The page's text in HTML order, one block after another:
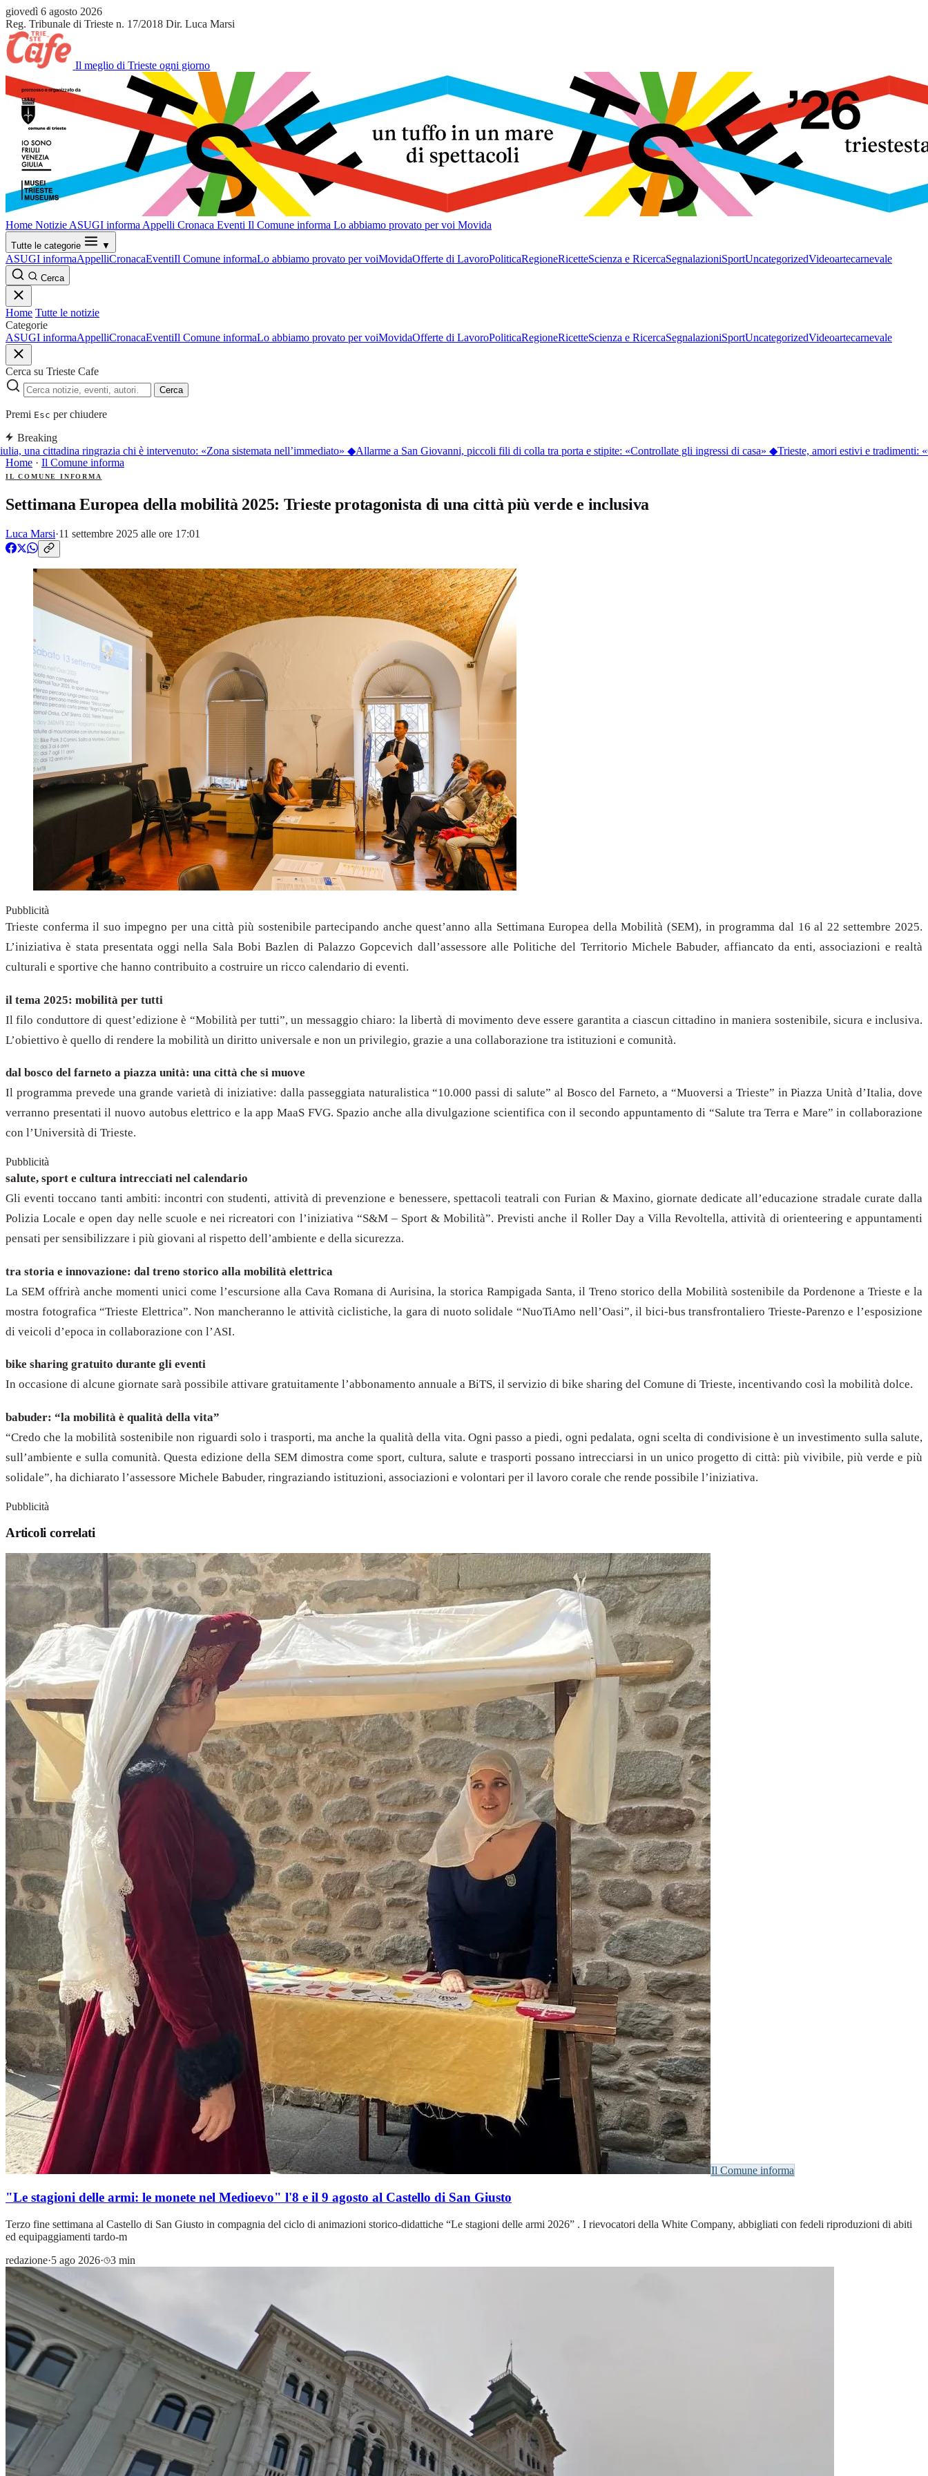
giovedì 6 agosto 2026
Reg. Tribunale di Trieste n. 17/2018 Dir. Luca Marsi
Il meglio di Trieste ogni giorno
Home Notizie ASUGI informa Appelli Cronaca Eventi Il Comune informa Lo abbiamo provato per voi Movida
Tutte le categorie ▼
ASUGI informaAppelliCronacaEventiIl Comune informaLo abbiamo provato per voiMovidaOfferte di LavoroPoliticaRegioneRicetteScienza e RicercaSegnalazioniSportUncategorizedVideoartecarnevale
Cerca
Home Tutte le notizie
Categorie
ASUGI informaAppelliCronacaEventiIl Comune informaLo abbiamo provato per voiMovidaOfferte di LavoroPoliticaRegioneRicetteScienza e RicercaSegnalazioniSportUncategorizedVideoartecarnevale
Cerca su Trieste Cafe
Cerca
Premi Esc per chiudere
Breaking
una cittadina ringrazia chi è intervenuto: «Zona sistemata nell’immediato»◆ Allarme a San Giovanni, piccoli fili di colla tra porta e stipite: «Controllate gli ingressi di casa»◆ Trieste, amori estivi e tradimenti:
Home · Il Comune informa
IL COMUNE INFORMA
Settimana Europea della mobilità 2025: Trieste protagonista di una città più verde e inclusiva
Luca Marsi·11 settembre 2025 alle ore 17:01
Pubblicità
Trieste conferma il suo impegno per una città più sostenibile partecipando anche quest’anno alla Settimana Europea della Mobilità (SEM), in programma dal 16 al 22 settembre 2025.
L’iniziativa è stata presentata oggi nella Sala Bobi Bazlen di Palazzo Gopcevich dall’assessore alle Politiche del Territorio Michele Babuder, affiancato da enti, associazioni e realtà
culturali e sportive che hanno contribuito a costruire un ricco calendario di eventi.
il tema 2025: mobilità per tutti
Il filo conduttore di quest’edizione è “Mobilità per tutti”, un messaggio chiaro: la libertà di movimento deve essere garantita a ciascun cittadino in maniera sostenibile, sicura e inclusiva.
L’obiettivo è quello di rendere la mobilità un diritto universale e non un privilegio, grazie a una collaborazione tra istituzioni e comunità.
dal bosco del farneto a piazza unità: una città che si muove
Il programma prevede una grande varietà di iniziative: dalla passeggiata naturalistica “10.000 passi di salute” al Bosco del Farneto, a “Muoversi a Trieste” in Piazza Unità d’Italia, dove
verranno presentati il nuovo autobus elettrico e la app MaaS FVG. Spazio anche alla divulgazione scientifica con il secondo appuntamento di “Salute tra Terra e Mare” in collaborazione
con l’Università di Trieste.
Pubblicità
salute, sport e cultura intrecciati nel calendario
Gli eventi toccano tanti ambiti: incontri con studenti, attività di prevenzione e benessere, spettacoli teatrali con Furian & Maxino, giornate dedicate all’educazione stradale curate dalla
Polizia Locale e open day nelle scuole e nei ricreatori con l’iniziativa “S&M – Sport & Mobilità”. Previsti anche il Roller Day a Villa Revoltella, attività di orienteering e appuntamenti
pensati per sensibilizzare i più giovani al rispetto dell’ambiente e della sicurezza.
tra storia e innovazione: dal treno storico alla mobilità elettrica
La SEM offrirà anche momenti unici come l’escursione alla Cava Romana di Aurisina, la storica Rampigada Santa, il Treno storico della Mobilità sostenibile da Pordenone a Trieste e la
mostra fotografica “Trieste Elettrica”. Non mancheranno le attività ciclistiche, la gara di nuoto solidale “NuoTiAmo nell’Oasi”, il bici-bus transfrontaliero Trieste-Parenzo e l’esposizione
di veicoli d’epoca in collaborazione con l’ASI.
bike sharing gratuito durante gli eventi
In occasione di alcune giornate sarà possibile attivare gratuitamente l’abbonamento annuale a BiTS, il servizio di bike sharing del Comune di Trieste, incentivando così la mobilità dolce.
babuder: “la mobilità è qualità della vita”
“Credo che la mobilità sostenibile non riguardi solo i trasporti, ma anche la qualità della vita. Ogni passo a piedi, ogni pedalata, ogni scelta di condivisione è un investimento sulla salute,
sull’ambiente e sulla comunità. Questa edizione della SEM dimostra come sport, cultura, salute e trasporti possano intrecciarsi in un unico progetto di città: più vivibile, più verde e più
solidale”, ha dichiarato l’assessore Michele Babuder, ringraziando istituzioni, associazioni e volontari per il lavoro corale che rende possibile l’iniziativa.
Pubblicità
Articoli correlati
Il Comune informa
"Le stagioni delle armi: le monete nel Medioevo" l'8 e il 9 agosto al Castello di San Giusto
Terzo fine settimana al Castello di San Giusto in compagnia del ciclo di animazioni storico-didattiche “Le stagioni delle armi 2026” . I rievocatori della White Company, abbigliati con fedeli riproduzioni di abiti
ed equipaggiamenti tardo-m
redazione·5 ago 2026· 3 min